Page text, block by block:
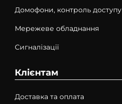
Домофони, контроль доступу
Мережеве обладнання
Сигналізації
Клієнтам
Доставка та оплата